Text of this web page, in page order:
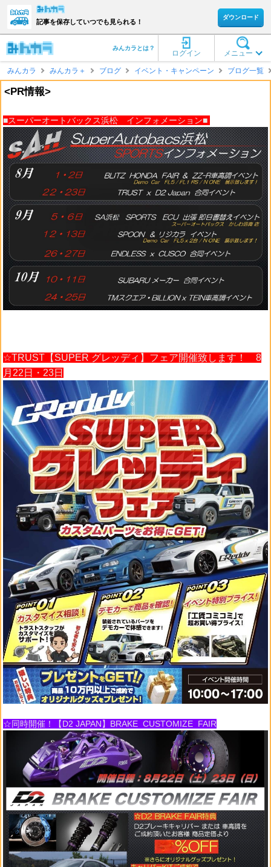
記事を保存していつでも見られる！
ダウンロード
メニュー
ログイン
みんカラとは？
みんカラ みんカラ＋ ブログ イベント・キャンペーン ブログ一覧
<PR情報>
■スーパーオートバックス浜松 インフォメーション■
☆TRUST【SUPER グレッディ】フェア開催致します！ 8
月22日・23日
☆同時開催！【D2 JAPAN】BRAKE CUSTOMIZE FAIR